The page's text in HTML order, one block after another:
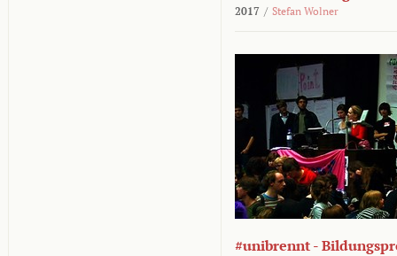
2017 / Stefan Wolner
#unibrennt -